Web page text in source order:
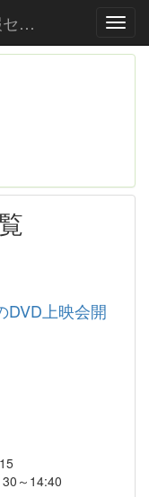
北九州学術研究都市学術情報センター
DVD上映会開